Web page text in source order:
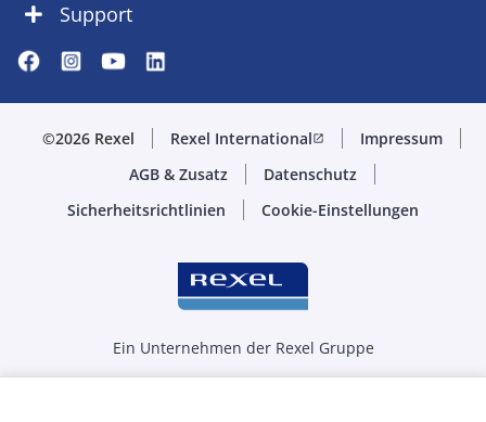
Support
©2026 Rexel Rexel Internationalopen_in_new
Impressum
AGB & Zusatz
Datenschutz
Sicherheitsrichtlinien
Cookie-Einstellungen
Ein Unternehmen der Rexel Gruppe